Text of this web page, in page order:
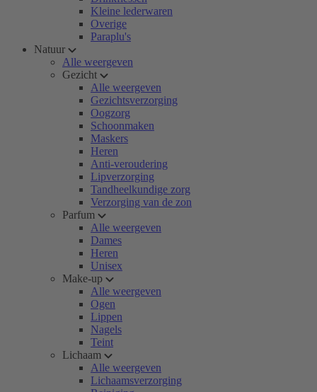
Kleine lederwaren
Overige
Paraplu's
Natuur
Alle weergeven
Gezicht
Alle weergeven
Gezichtsverzorging
Oogzorg
Schoonmaken
Maskers
Heren
Anti-veroudering
Lipverzorging
Tandheelkundige zorg
Verzorging van de zon
Parfum
Alle weergeven
Dames
Heren
Unisex
Make-up
Alle weergeven
Ogen
Lippen
Nagels
Teint
Lichaam
Alle weergeven
Lichaamsverzorging